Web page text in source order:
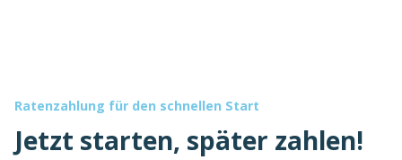
Ratenzahlung für den schnellen Start
Jetzt starten, später zahlen!